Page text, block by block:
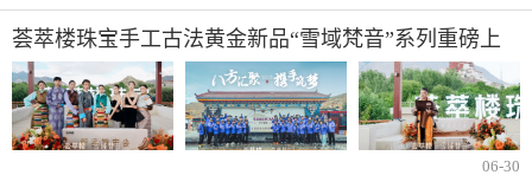
荟萃楼珠宝手工古法黄金新品“雪域梵音”系列重磅上
市
06-30